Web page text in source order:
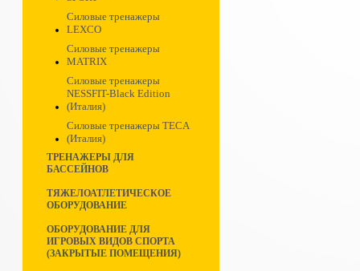
Силовые тренажеры
LEXCO
Силовые тренажеры
MATRIX
Силовые тренажеры
NESSFIT-Black Edition
(Италия)
Силовые тренажеры TECA
(Италия)
ТРЕНАЖЕРЫ ДЛЯ
БАССЕЙНОВ
ТЯЖЕЛОАТЛЕТИЧЕСКОЕ
ОБОРУДОВАНИЕ
ОБОРУДОВАНИЕ ДЛЯ
ИГРОВЫХ ВИДОВ СПОРТА
(ЗАКРЫТЫЕ ПОМЕЩЕНИЯ)